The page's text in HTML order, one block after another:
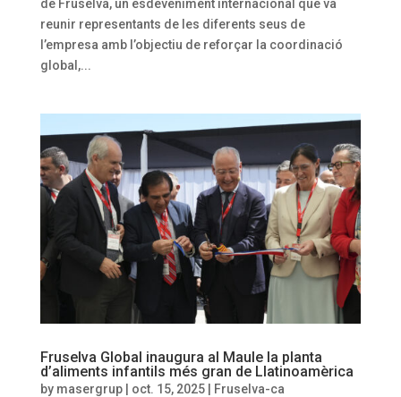
de Fruselva, un esdeveniment internacional que va
reunir representants de les diferents seus de
l’empresa amb l’objectiu de reforçar la coordinació
global,...
Fruselva Global inaugura al Maule la planta
d’aliments infantils més gran de Llatinoamèrica
by masergrup| oct. 15, 2025| Fruselva-ca